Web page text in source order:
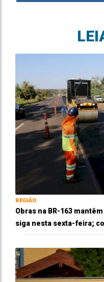
REGIÃO
Obras na BR-163
siga nesta sexta-feira;